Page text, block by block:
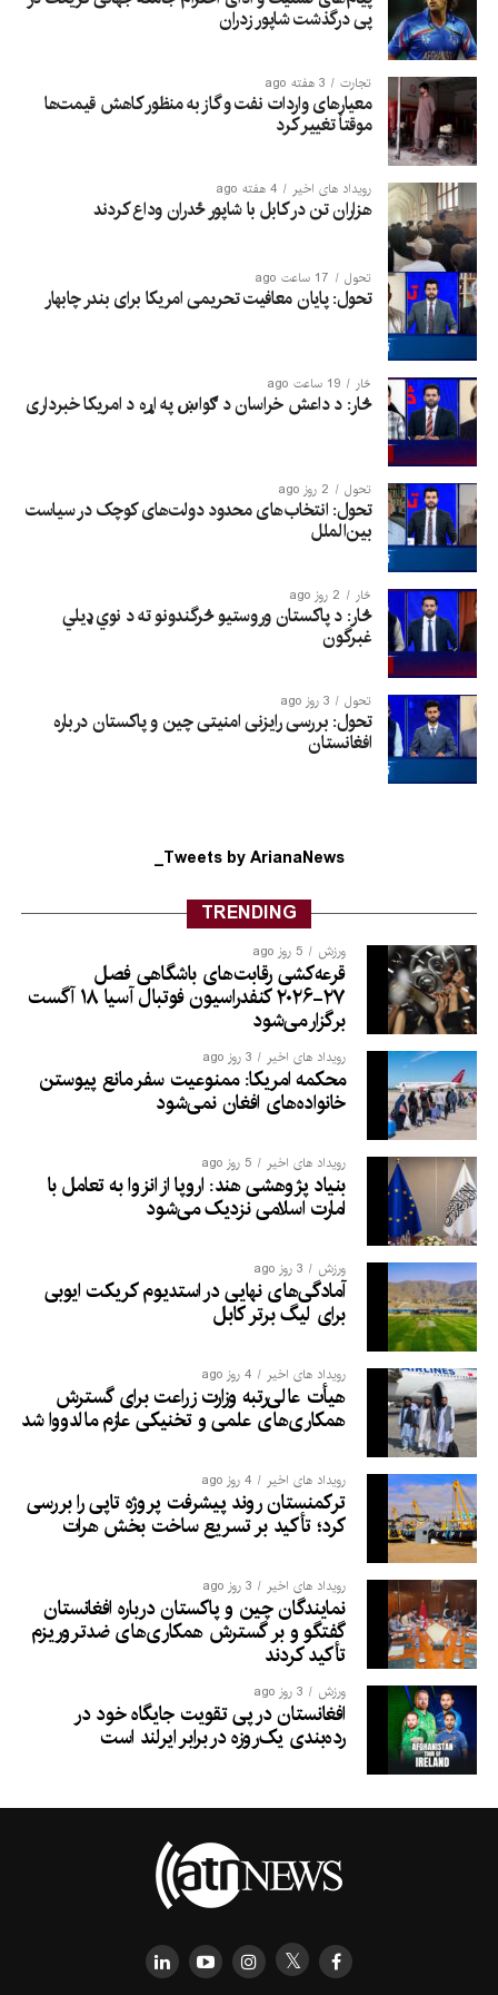
پی درگذشت شاپور زدران
تجارت 3 هفته ago
معیارهای واردات نفت و گاز به منظور کاهش قیمت‌ها
موقتاً تغییر کرد
رویداد های اخیر 4 هفته ago
هزاران تن در کابل با شاپور ځدران وداع کردند
تحول 17 ساعت ago
تحول: پایان معافیت تحریمی امریکا برای بندر چابهار
څار 19 ساعت ago
څار: د داعش خراسان د ګواښ په اړه د امریکا خبرداری
تحول 2 روز ago
تحول: انتخاب‌های محدود دولت‌های کوچک در سیاست
بین‌الملل
څار 2 روز ago
څار: د پاکستان وروستیو څرگندونو ته د نوي ډیلي
غبرگون
تحول 3 روز ago
تحول: بررسی رایزنی امنیتی چین و پاکستان درباره
افغانستان
Tweets by ArianaNews_
TRENDING
ورزش 5 روز ago
قرعه‌کشی رقابت‌های باشگاهی فصل
۲۷-۲۰۲۶ کنفدراسیون فوتبال آسیا ۱۸ آگست
برگزار می‌شود
رویداد های اخیر 3 روز ago
محکمه امریکا: ممنوعیت سفر مانع پیوستن
خانواده‌های افغان نمی‌شود
رویداد های اخیر 5 روز ago
بنیاد پژوهشی هند: اروپا از انزوا به تعامل با
امارت اسلامی نزدیک می‌شود
ورزش 3 روز ago
آمادگی‌های نهایی در استدیوم کریکت ایوبی
برای لیگ برتر کابل
رویداد های اخیر 4 روز ago
هیأت عالی‌رتبه وزارت زراعت برای گسترش
همکاری‌های علمی و تخنیکی عازم مالدووا شد
رویداد های اخیر 4 روز ago
ترکمنستان روند پیشرفت پروژه تاپی را بررسی
کرد؛ تأکید بر تسریع ساخت بخش هرات
رویداد های اخیر 3 روز ago
نمایندگان چین و پاکستان درباره افغانستان
گفتگو و بر گسترش همکاری‌های ضدتروریزم
تأکید کردند
ورزش 3 روز ago
افغانستان در پی تقویت جایگاه خود در
رده‌بندی یک‌روزه در برابر ایرلند است